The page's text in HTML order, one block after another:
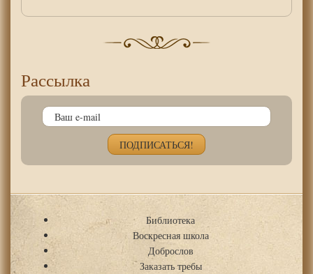
Рассылка
Библиотека
Воскресная школа
Доброслов
Заказать требы